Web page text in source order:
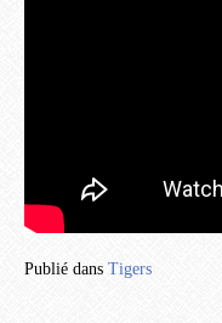
Publié dans Tigers